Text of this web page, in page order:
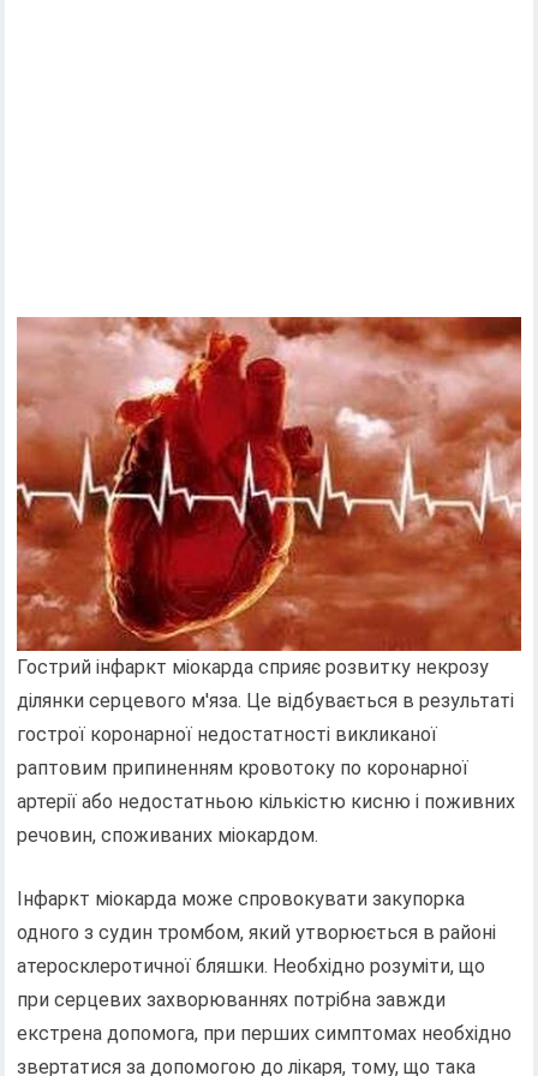
Гострий інфаркт міокарда сприяє розвитку некрозу
ділянки серцевого м'яза. Це відбувається в результаті
гострої коронарної недостатності викликаної
раптовим припиненням кровотоку по коронарної
артерії або недостатньою кількістю кисню і поживних
речовин, споживаних міокардом.
Інфаркт міокарда може спровокувати закупорка
одного з судин тромбом, який утворюється в районі
атеросклеротичної бляшки. Необхідно розуміти, що
при серцевих захворюваннях потрібна завжди
екстрена допомога, при перших симптомах необхідно
звертатися за допомогою до лікаря, тому, що така